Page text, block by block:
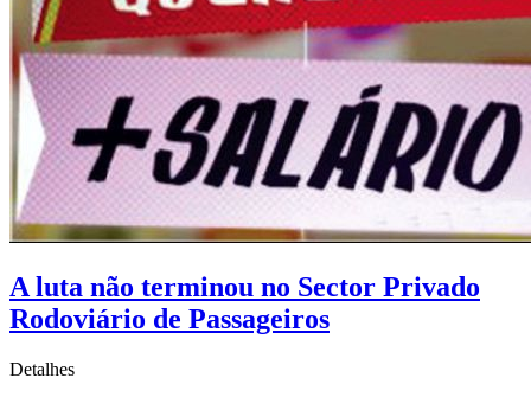
A luta não terminou no Sector Privado
Rodoviário de Passageiros
Detalhes